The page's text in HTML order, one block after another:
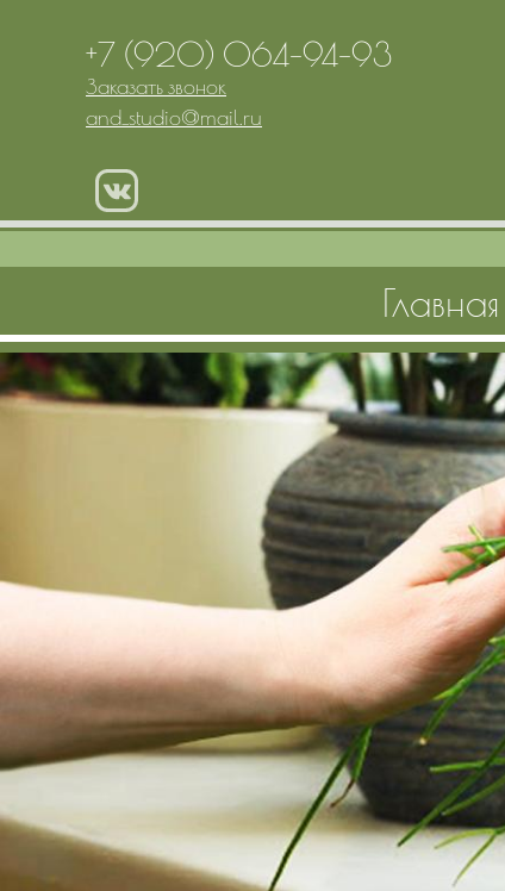
+7 (920) 064-94-93
Заказать звонок
and_studio@mail.ru
Главная